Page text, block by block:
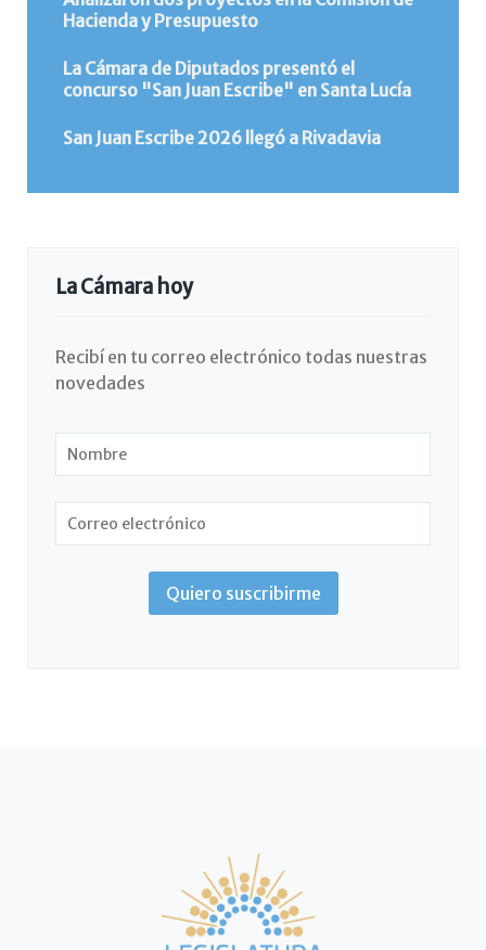
Hacienda y Presupuesto
La Cámara de Diputados presentó el
concurso "San Juan Escribe" en Santa Lucía
San Juan Escribe 2026 llegó a Rivadavia
La Cámara hoy
Recibí en tu correo electrónico todas nuestras
novedades